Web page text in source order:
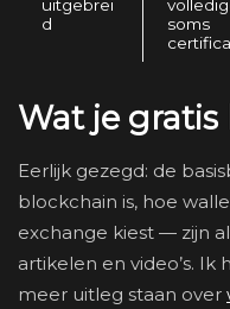
uitgebrei
d
soms
Wat je
Eerlijk gezegd: de
blockchain is, hoe
exchange kiest — zijn
artikelen en video’s.
meer uitleg staan over